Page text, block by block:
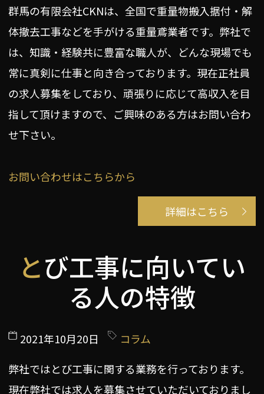
群馬の有限会社CKNは、全国で重量物搬入据付・解
体撤去工事などを手がける重量鳶業者です。弊社で
は、知識・経験共に豊富な職人が、どんな現場でも
常に真剣に仕事と向き合っております。現在正社員
の求人募集をしており、頑張りに応じて高収入を目
指して頂けますので、ご興味のある方はお問い合わ
せ下さい。
お問い合わせはこちらから
詳細はこちら
とび工事に向いてい
る人の特徴
2021年10月20日
コラム
弊社ではとび工事に関する業務を行っております。
現在弊社では求人を募集させていただいておりまし